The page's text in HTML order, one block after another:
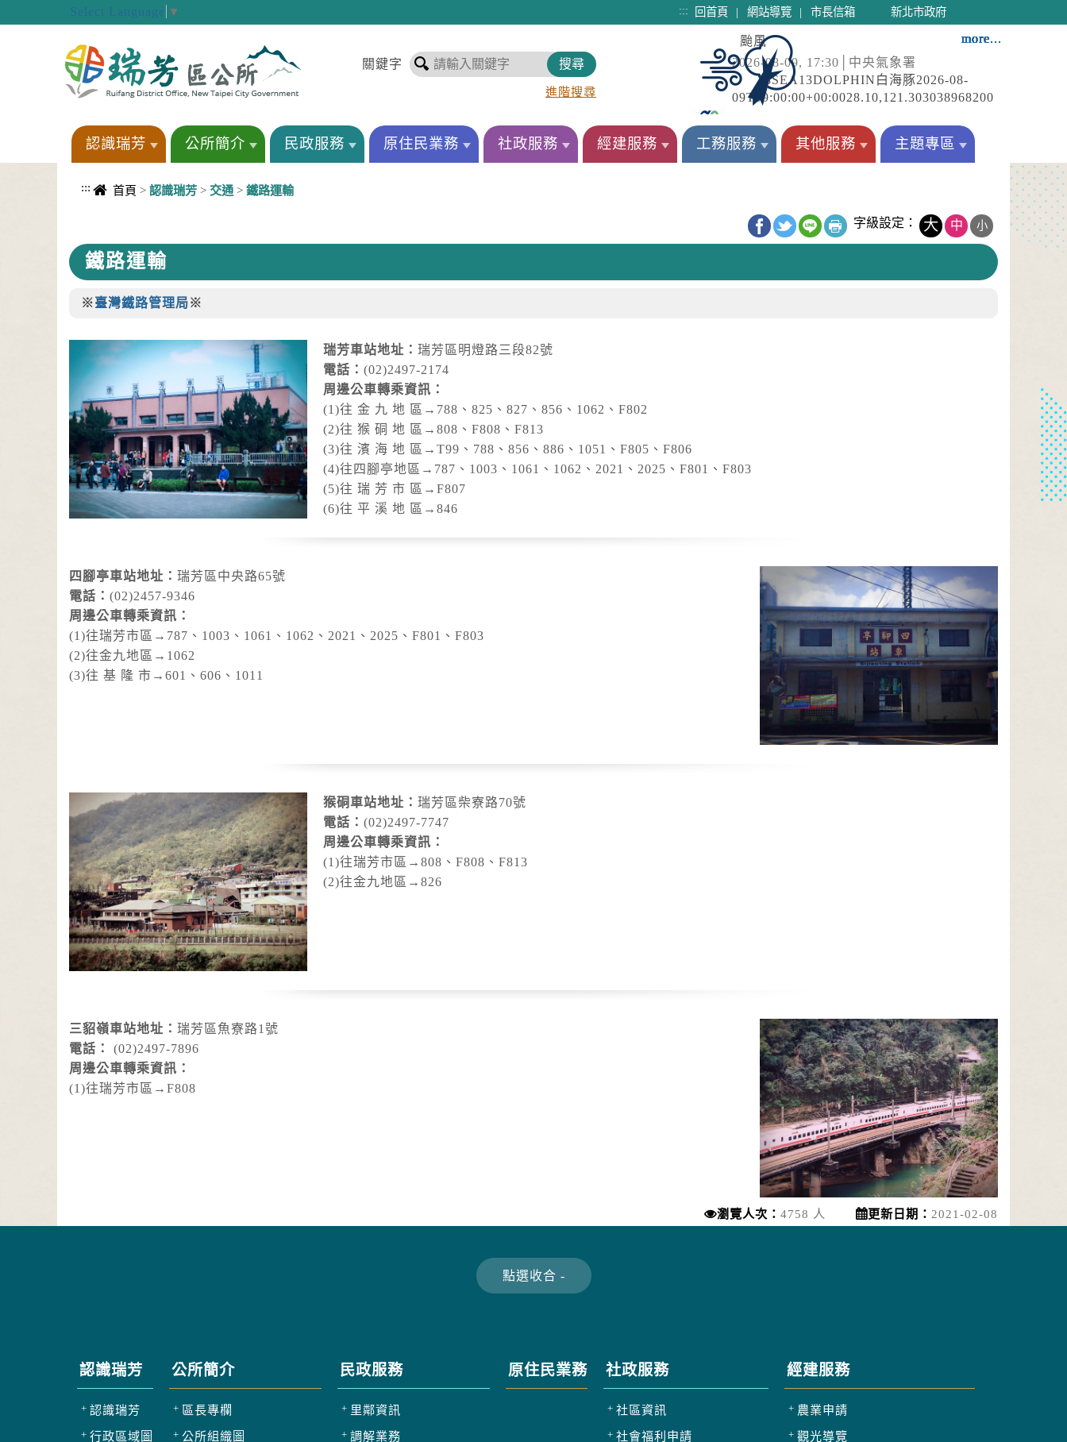
進入內容區塊Select Language ▼ ::: 回首頁 | 網站導覽 | 市長信箱 新北市政府
關鍵字
進階搜尋
颱風
2026-08-09, 17:30│中央氣象署
18SEA13DOLPHIN白海豚2026-08-
09T09:00:00+00:0028.10,121.303038968200
STORM2026-08-
10T09:00:00+00:0029.40,117.601825988100
輕度颱...
more...
降雨
2026-08-09, 17:05│中央氣象署
第13號颱風及其外圍環流影響，今(9)日臺北
發生；今(9日)晚至明(10)日第13號颱風外
more...
2026-08-09, 16:34│中央氣象署
今(9)日第13號颱風及其外圍環流影響，連江
栗縣、臺中市、屏東縣、綠島、蘭嶼局部地
more...
more...
新莊區、八里區、三重區、板橋區；臺北
more...
停水
more...
2026-08-08, 18:00│交通部公路局
桃園市 復興區 台7線 47K+100~60K+396。
受損狀況/管制原因: 預警性封閉。
more...
道路封閉
2026-08-08, 21:00│交通部公路局
新北市 八里區 台61線 0K+0~2K+0。受損狀
況/管制原因: 淡江大橋強風預警性封閉管制
機車道、自行車道及人行道，氣象預測風速
達8級風。
more...
水門資訊
2026-08-08, 17:00│新北市政府
more...
more...
more...
白海豚颱風休園 預計開始日期：2026年08
月09日 預計恢復日期：2026年08月10日
more...
國家森林遊樂區
2026-08-09, 00:00│農業部林業及自然保育
颱風休園：白海豚颱風休園 預計開始時間：
2026年08月09日 00:00 預計恢復時間：2026
年08月09日 23:00
more...
停水
2026-08-03, 10:01│台灣自來水公司
辦理龍潭給水廠高壓電氣設備檢驗 等三合一
工程
more...
認識瑞芳 公所簡介 民政服務 原住民業務 社政服務 經建服務 工務服務 其他服務 主題專區
::: 首頁 > 認識瑞芳 > 交通 > 鐵路運輸
字級設定： 大 中 小
鐵路運輸
※臺灣鐵路管理局※
瑞芳車站地址： 瑞芳區明燈路三段82號
電話： (02)2497-2174
周邊公車轉乘資訊：
(1)往 金 九 地 區→788、825、827、856、1062、F802
(2)往 猴 硐 地 區→808、F808、F813
(3)往 濱 海 地 區→T99、788、856、886、1051、F805、F806
(4)往四腳亭地區→787、1003、1061、1062、2021、2025、F801、F803
(5)往 瑞 芳 市 區→F807
(6)往 平 溪 地 區→846
四腳亭車站地址： 瑞芳區中央路65號
電話： (02)2457-9346
周邊公車轉乘資訊：
(1)往瑞芳市區→787、1003、1061、1062、2021、2025、F801、F803
(2)往金九地區→1062
(3)往 基 隆 市→601、606、1011
猴硐車站地址： 瑞芳區柴寮路70號
電話： (02)2497-7747
周邊公車轉乘資訊：
(1)往瑞芳市區→808、F808、F813
(2)往金九地區→826
三貂嶺車站地址： 瑞芳區魚寮路1號
電話：
(02)2497-7896
周邊公車轉乘資訊：
(1)往瑞芳市區→F808
瀏覽人次： 4758 人 更新日期： 2021-02-08
認識瑞芳
認識瑞芳
行政區域圖
公所簡介
區長專欄
公所組織圖
民政服務
里鄰資訊
調解業務
原住民業務 社政服務
社區資訊
社會福利申請
經建服務
農業申請
觀光導覽